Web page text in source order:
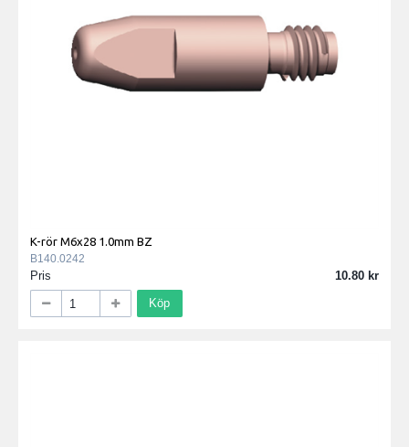
K-rör M6x28 1.0mm BZ
B140.0242
Pris 10.80
Köp